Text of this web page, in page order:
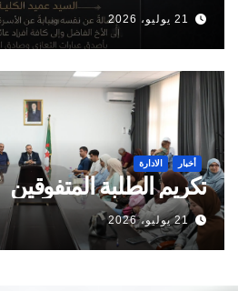
21 يوليو، 2026
أخبار الادارة
تكريم الطلبة المتفوقين
21 يوليو، 2026